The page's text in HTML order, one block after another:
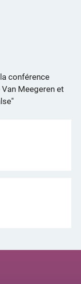
conférence
Meegeren et